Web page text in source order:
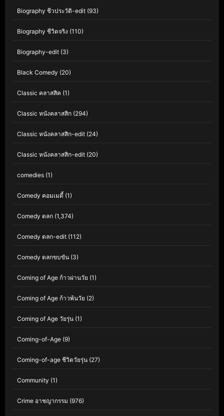
Biography ชีวประวัติ-edit (93)
Biography ชีวิตจริง (110)
Biography-edit (3)
Black Comedy (20)
Classic คลาสสิค (1)
Classic หนังคลาสสิก (294)
Classic หนังคลาสสิก-edit (24)
Classic หนังคลาสสิก-edit (20)
comedies (1)
Comedy คอมเมดี้ (1)
Comedy ตลก (1,374)
Comedy ตลก-edit (112)
Comedy ตลกขบขัน (3)
Coming of Age ก้าวผ่านวัย (1)
Coming of Age ก้าวพ้นวัย (2)
Coming of Age วัยรุ่น (1)
Coming-of-Age (9)
Coming-of-age ชีวิตวัยรุ่น (27)
Community (1)
Crime อาชญากรรม (976)